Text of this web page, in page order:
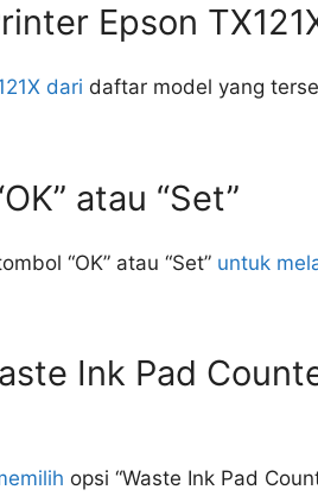
Epson
dari daftar model yang
atau “Set”
“OK” atau “Set” untuk
Ink Pad
opsi “Waste Ink Pad